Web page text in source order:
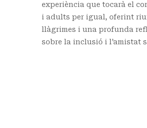
experiència que tocarà el
i adults per igual, oferint
llàgrimes i una profunda
sobre la inclusió i l’amistat